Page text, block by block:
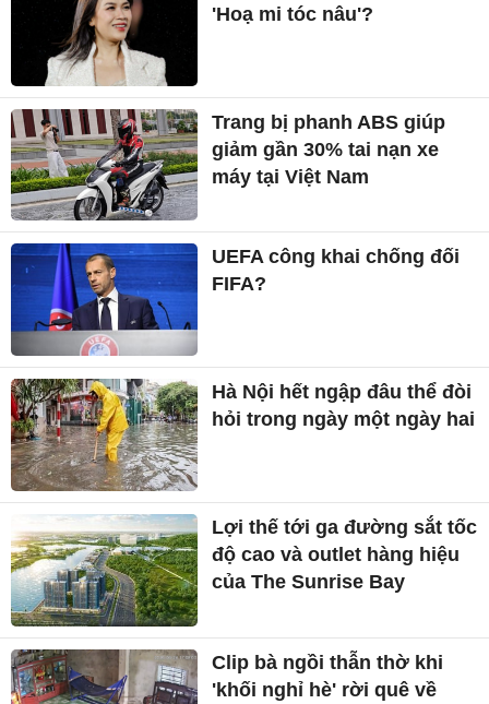
'Hoạ mi tóc nâu'?
Trang bị phanh ABS giúp
giảm gần 30% tai nạn xe
máy tại Việt Nam
UEFA công khai chống đối
FIFA?
Hà Nội hết ngập đâu thể đòi
hỏi trong ngày một ngày hai
Lợi thế tới ga đường sắt tốc
độ cao và outlet hàng hiệu
của The Sunrise Bay
Clip bà ngồi thẫn thờ khi
'khối nghỉ hè' rời quê về